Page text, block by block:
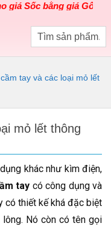
bằng giá Gốccho các
tay và các loại mỏ lết
mỏ lết thông
khác như kìm điện,
tay có công dụng và
có thiết kế khá đặc biệt
Nó còn có tên gọi